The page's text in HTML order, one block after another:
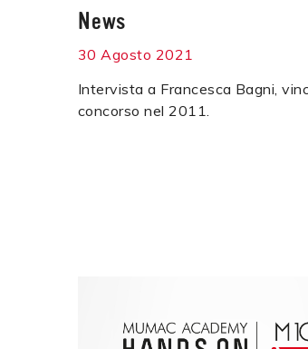
News
30 Agosto 2021
Intervista a Francesca Bagni,
concorso nel 2011.